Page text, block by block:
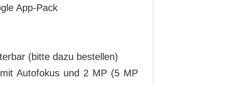
App-Pack
(bitte dazu bestellen)
Autofokus und 2 MP (5 MP